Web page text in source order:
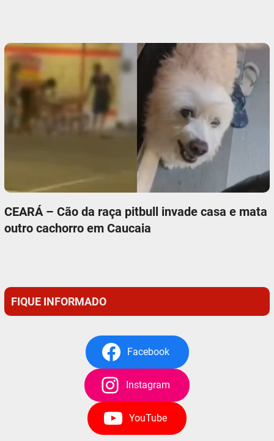
CEARÁ – Cão da raça pitbull invade casa e mata
outro cachorro em Caucaia
FIQUE INFORMADO
Facebook
Instagram
YouTube